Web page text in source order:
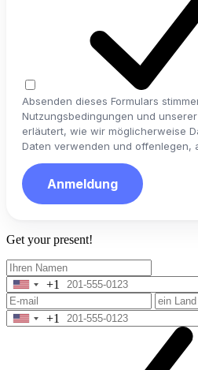
Absenden dieses Formulars
Nutzungsbedingungen und unserer
erläutert, wie wir möglicherweise
Daten verwenden und offenlegen,
Anmeldung
Get your present!
United
States
+1
+1
United
+1